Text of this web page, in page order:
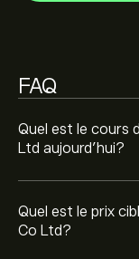
FAQ
Quel est le cours
Ltd aujourd'hui?
Quel est le prix
Co Ltd?